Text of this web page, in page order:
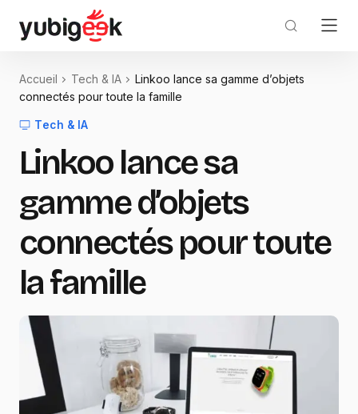
Accueil Tech & IA
Linkoo lance sa gamme d’objets
connectés pour toute la famille
Tech & IA
Linkoo lance sa
gamme d’objets
connectés pour toute
la famille